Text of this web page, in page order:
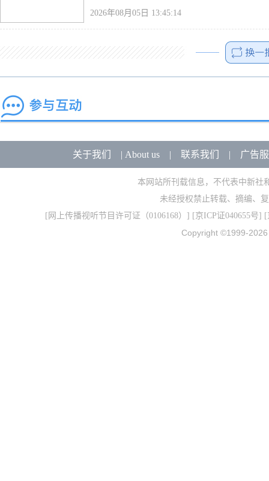
2026年08月05日 13:45:14
关于我们 | About us| 联系我们 | 广告
本网站所刊载信息，不代表中新社
未经授权禁止转载、摘编、
[ 网上传播视听节目许可证（0106168） ] [京ICP证040655号] [
Copyright ©1999-